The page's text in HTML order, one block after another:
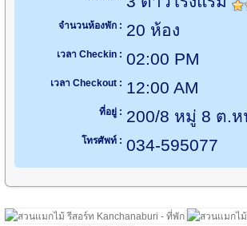
จำนวนห้องพัก : 20 ห้อง
เวลา Checkin : 02:00 PM
เวลา Checkout : 12:00 AM
ที่อยู่ : 200/8 หมู่ 8 ต.
โทรศัพท์ : 034-595077